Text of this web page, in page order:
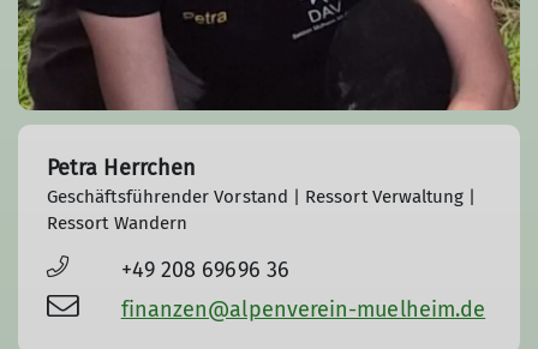
Petra Herrchen
Geschäftsführender Vorstand | Ressort Verwaltung |
Ressort Wandern
+49 208 69696 36
finanzen@alpenverein-muelheim.de